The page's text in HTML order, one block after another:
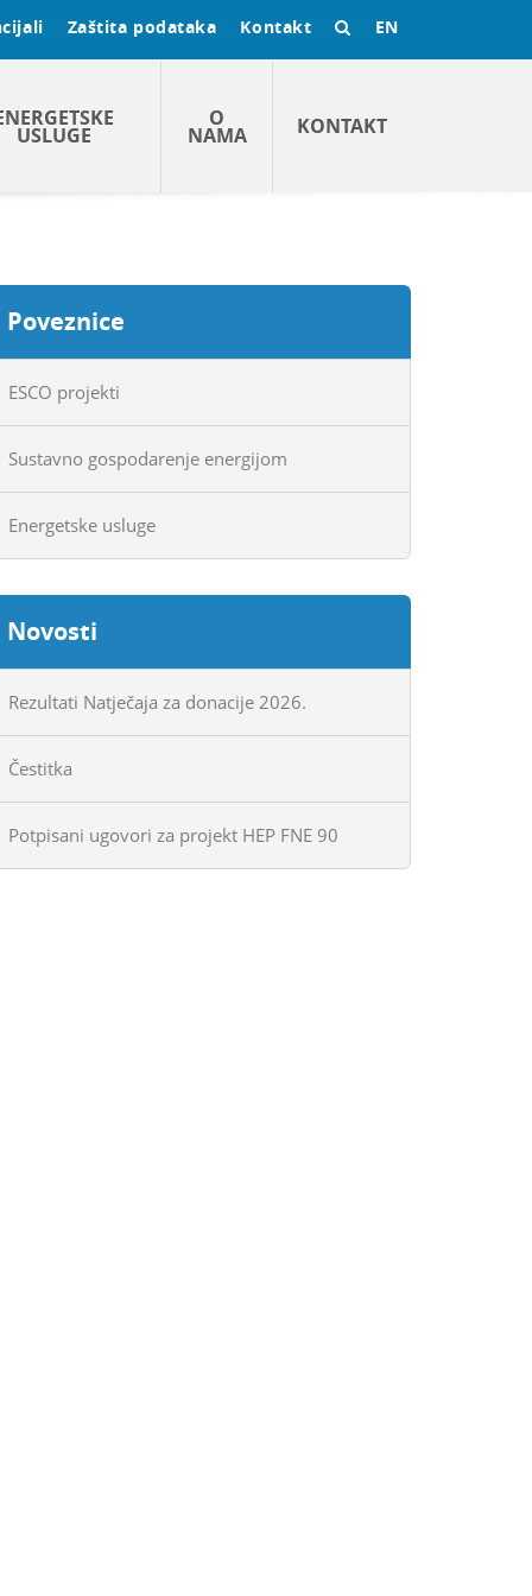
Zaštita podataka Kontakt EN
USLUGE
O
NAMA KONTAKT
Poveznice
ESCO projekti
Sustavno gospodarenje energijom
Energetske usluge
Novosti
Rezultati Natječaja za donacije 2026.
Čestitka
Potpisani ugovori za projekt HEP FNE 90